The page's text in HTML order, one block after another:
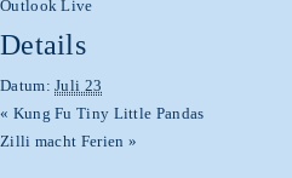
Outlook Live
Details
Datum: Juli 23
« Kung Fu Tiny Little Pandas
Zilli macht Ferien »